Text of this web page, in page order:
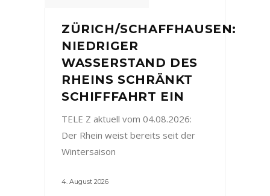
ZÜRICH/SCHAFFHAUSEN:
NIEDRIGER
WASSERSTAND DES
RHEINS SCHRÄNKT
SCHIFFFAHRT EIN
TELE Z aktuell vom 04.08.2026:
Der Rhein weist bereits seit der
Wintersaison
4. August 2026